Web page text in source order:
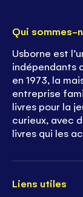
Liens utiles
Qui sommes-
Usborne est
indépendants
en 1973, la
entreprise
livres pour la
curieux, avec
livres qui les